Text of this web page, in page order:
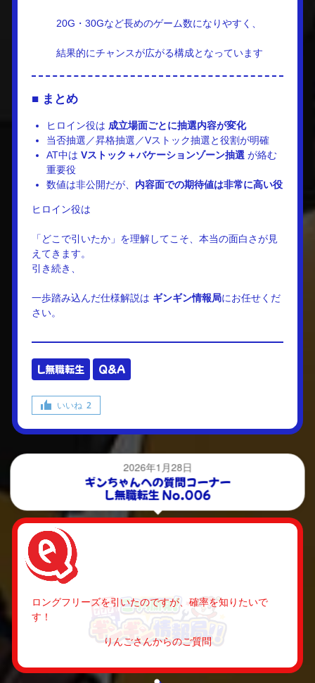
20G・30Gなど長めのゲーム数になりやすく、
結果的にチャンスが広がる構成となっています
■ まとめ
ヒロイン役は 成立場面ごとに抽選内容が変化
当否抽選／昇格抽選／Vストック抽選と役割が明確
AT中は Vストック＋バケーションゾーン抽選 が絡む
重要役
数値は非公開だが、 内容面での期待値は非常に高い役
ヒロイン役は
「どこで引いたか」を理解してこそ、本当の面白さが見
えてきます。
引き続き、
一歩踏み込んだ仕様解説は ギンギン情報局にお任せくだ
さい。
L無職転生 Q&A
いいね 2
2026年1月28日
ギンちゃんへの質問コーナー
L無職転生 No.006
ロングフリーズを引いたのですが、確率を知りたいで
す！
りんごさんからのご質問